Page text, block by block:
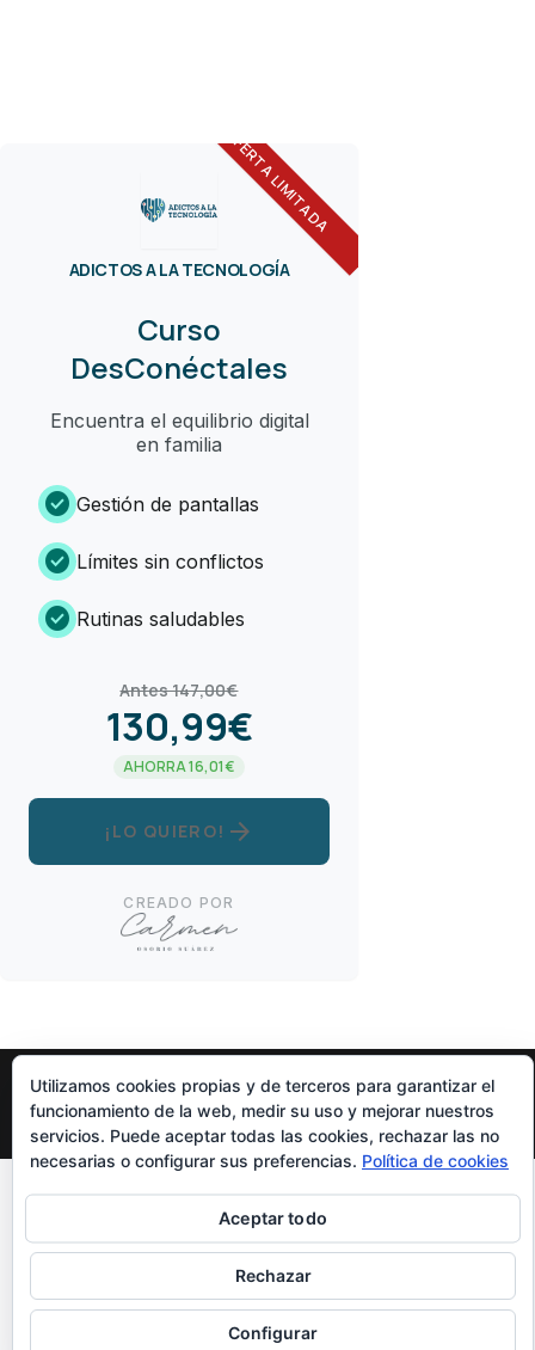
OFERTA LIMITADA
ADICTOS A LA TECNOLOGÍA
Curso
DesConéctales
Encuentra el equilibrio digital
en familia
check_circle Gestión de pantallas
check_circle Límites sin conflictos
check_circle Rutinas saludables
Antes 147,00€
130,99€
AHORRA 16,01€
¡LO QUIERO! arrow_forward
CREADO POR
Diseñado PorElegant Themes| Funciona ConWordPress
Utilizamos cookies propias y de terceros para garantizar el
funcionamiento de la web, medir su uso y mejorar nuestros
servicios. Puede aceptar todas las cookies, rechazar las no
necesarias o configurar sus preferencias. Política de cookies
Aceptar todo
Rechazar
Configurar